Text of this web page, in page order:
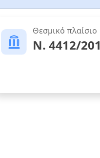
Θεσμικό πλαίσιο
Ν. 4412/